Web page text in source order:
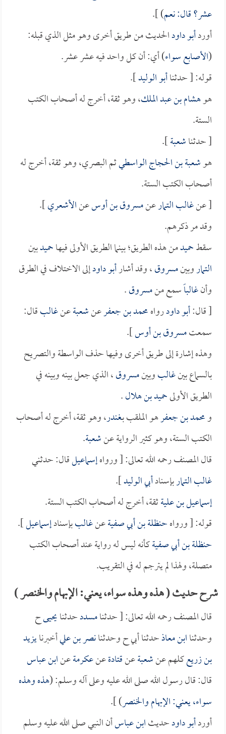
عشر؟ قال: نعم) ].
أوردأبو داودالحديث من طريق أخرى وهو مثل الذي قبله:
(الأصابع سواء) أي: أن كل واحد فيه عشر عشر.
قوله: [ حدثناأبو الوليد].
هوهشام بن عبد الملك، وهو ثقة، أخرج له أصحاب الكتب
الستة.
[ حدثناشعبة].
هوشعبة بن الحجاج الواسطيثم البصري، وهو ثقة، أخرج له
أصحاب الكتب الستة.
[ عنغالب التمارعنمسروق بن أوسعنالأشعري].
وقد مر ذكرهم.
سقطحميدمن هذه الطريق؛ بينما الطريق الأولى فيهاحميدبين
التماروبينمسروق، وقد أشارأبو داودإلى الاختلاف في الطرق
وأنغالباًسمع منمسروق.
[ قال:أبو داودرواهمحمد بن جعفرعنشعبةعنغالبقال:
سمعتمسروق بن أوس].
وهذه إشارة إلى طريق أخرى وفيها حذف الواسطة والتصريح
بالسماع بينغالبوبينمسروق، الذي جعل بينه وبينه في
الطريق الأولىحميد بن هلال.
ومحمد بن جعفرهو الملقب بـغندر، وهو ثقة، أخرج له أصحاب
الكتب الستة، وهو كثير الرواية عنشعبة.
قال المصنف رحمه الله تعالى: [ ورواهإسماعيلقال: حدثني
غالب التماربإسنادأبي الوليد].
إسماعيل بن عليةثقة، أخرج له أصحاب الكتب الستة.
قوله: [ ورواهحنظلة بن أبي صفيةعنغالببإسنادإسماعيل].
حنظلة بن أبي صفيةكأنه ليس له رواية عند أصحاب الكتب
متصلة، ولهذا لم يترجم له في التقريب.
شرح حديث ( هذه وهذه سواء، يعني: الإبهام والخنصر )
قال المصنف رحمه الله تعالى: [ حدثنامسددحدثنايحيىح
وحدثناابن معاذحدثنا أبي ح وحدثنانصر بن عليأخبرنايزيد
بن زريعكلهم عنشعبةعنقتادةعنعكرمةعنابن عباس
قال: قال رسول الله صلى الله عليه وعلى آله وسلم: (هذه وهذه
سواء، يعني: الإبهام والخنصر) ].
أوردأبو داودحديثابن عباسأن النبي صلى الله عليه وسلم